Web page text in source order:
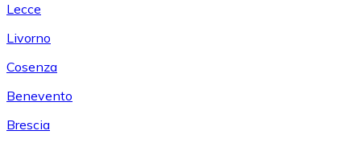
Lecce
Livorno
Cosenza
Benevento
Brescia